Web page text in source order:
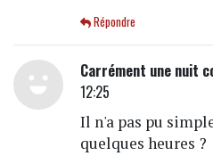
Répondre
Carrément une nuit
12:25
Il n'a pas pu
quelques heures ?